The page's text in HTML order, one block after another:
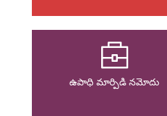
ఉపాధి మార్పిడి నమోదు